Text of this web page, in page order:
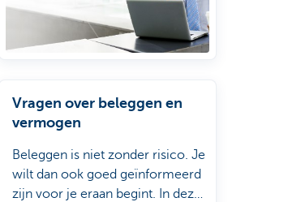
Vragen over beleggen en
vermogen
Beleggen is niet zonder risico. Je
wilt dan ook goed geïnformeerd
zijn voor je eraan begint. In deze